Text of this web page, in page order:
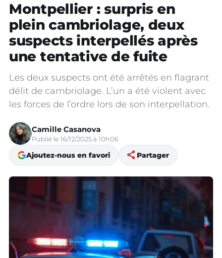
Montpellier : surpris en
plein cambriolage, deux
suspects interpellés après
une tentative de fuite
Les deux suspects ont été arrêtés en flagrant
délit de cambriolage. L’un a été violent avec
les forces de l’ordre lors de son interpellation.
Camille Casanova
Publié le 16/12/2025 à 10h06
Ajoutez-nous en favori share Partager